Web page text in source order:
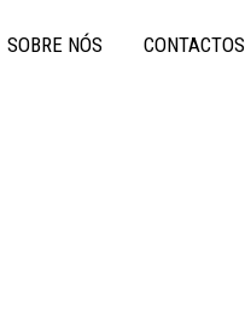
SOBRE NÓS CONTACTOS